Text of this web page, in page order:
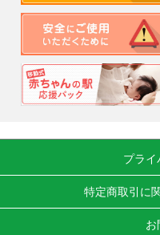
プライ
特定商取引に
お